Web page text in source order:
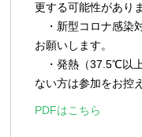
更する可能性があり
・新型コロナ感染
お願いします。
・発熱（37.5℃以
ない方は参加をお控
PDFはこちら